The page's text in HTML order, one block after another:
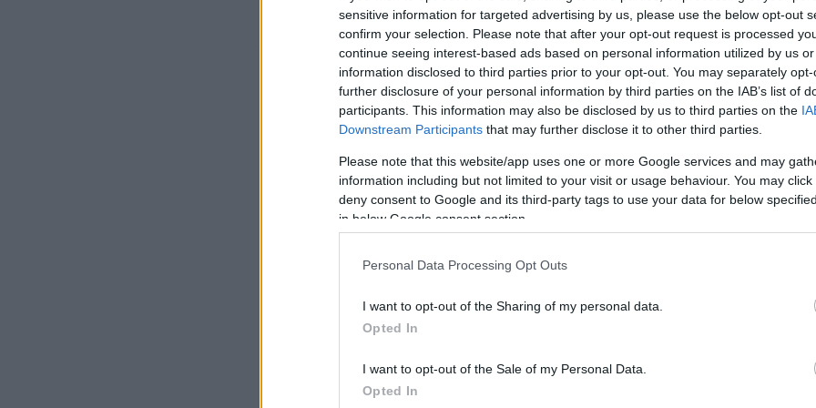
sensitive information for targeted advertising by us, please use the below opt-out
confirm your selection. Please note that after your opt-out request is processed
continue seeing interest-based ads based on personal information utilized by us
information disclosed to third parties prior to your opt-out. You may separately
further disclosure of your personal information by third parties on the IAB’s list of
participants. This information may also be disclosed by us to third parties on the
Downstream Participants that may further disclose it to other third parties.
Please note that this website/app uses one or more Google services and may
information including but not limited to your visit or usage behaviour. You may
deny consent to Google and its third-party tags to use your data for below
in below Google consent section.
Personal Data Processing Opt Outs
I want to opt-out of the Sharing of my personal data.
Opted In
I want to opt-out of the Sale of my Personal Data.
Opted In
πήρε και πρόλαβα να του πω ότι το βιβλίο είναι αφιερωμένο σε εκείνον»
εξομολογείται η Μαρία Παναγοπούλου.